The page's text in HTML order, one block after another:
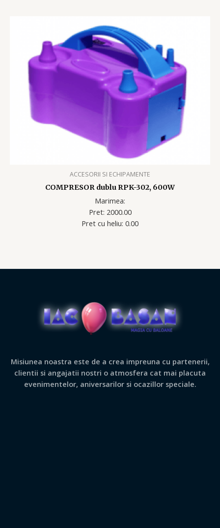
ACCESORII SI ECHIPAMENTE
COMPRESOR dublu RPK-302, 600W
Marimea:
Pret: 2000.00
Pret cu heliu: 0.00
Misiunea noastra este de a crea impreuna cu partenerii,
clientii si angajatii nostri o atmosfera cat mai placuta
evenimentelor, aniversarilor si ocazillor speciale.